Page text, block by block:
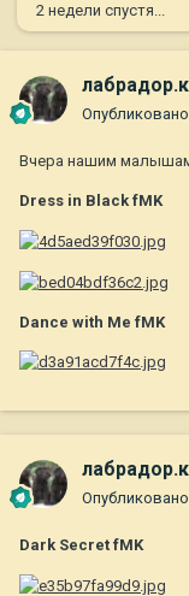
2 недели спустя...
Опубликовано
Вчера нашим
Dress in Black fMK
Dance with Me fMK
Опубликовано
Dark Secret fMK